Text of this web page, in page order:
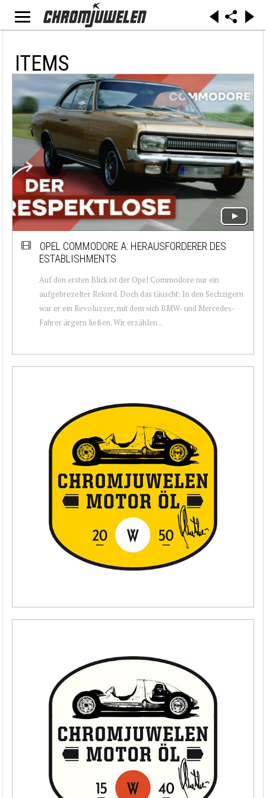
ITEMS
OPEL COMMODORE A: HERAUSFORDERER DES
ESTABLISHMENTS
Auf den ersten Blick ist der Opel Commodore nur ein
aufgebrezelter Rekord. Doch das täuscht: In den Sechzigern
war er ein Revoluzzer, mit dem sich BMW- und Mercedes-
Fahrer ärgern ließen. Wir erzählen...